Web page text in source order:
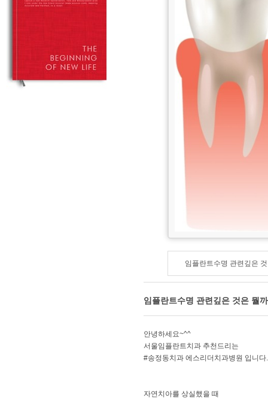
임플란트수명 관련깊은
임플란트수명 관련깊은 것은 뭘
안녕하세요~^^
서울임플란트치과 추천드리는
#송정동치과 에스리더치과병원 입니다.
자연치아를 상실했을 때